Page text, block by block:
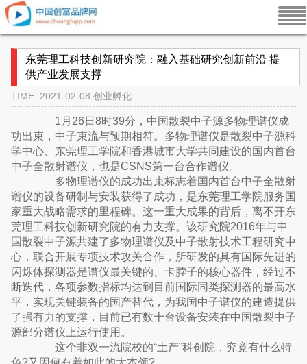
东莞理工科技创新研究院：融入基础研究创新前沿 提
供产业发展支撑
TIME: 2021-02-08 创业孵化
1月26日8时39分，中国散裂中子源多物理谱仪成
功出束，中子束流与预期相符。多物理谱仪是散裂中子源科
学中心、东莞理工学院和香港城市大学共同建设的国内首台
中子全散射谱仪，也是CSNS第一台合作谱仪。
多物理谱仪的成功出束标志着国内首台中子全散射
谱仪的设备研制与安装获得了成功，是东莞理工学院服务国
家重大战略需求的里程碑。这一重大成果的背后，离不开东
莞理工科技创新研究院的有力支撑。该研究院2016年与中
国散裂中子源共建了多物理谱仪及中子散射技术工程研究中
心，联合开展专项技术攻关合作，所研发的具有国际先进的
闪烁体探测器是谱仪最关键的、卡脖子的核心器件，经过不
断迭代，各项参数指标均达到目前国际同类探测器的最高水
平，实现关键装备的国产替代，为我国中子谱仪的建造提供
了强有力的支撑，目前已有数十台设备安装在中国散裂中子
源部分谱仪上运行使用。
这个非双一流院校的“土产”科创院，究竟有什么特